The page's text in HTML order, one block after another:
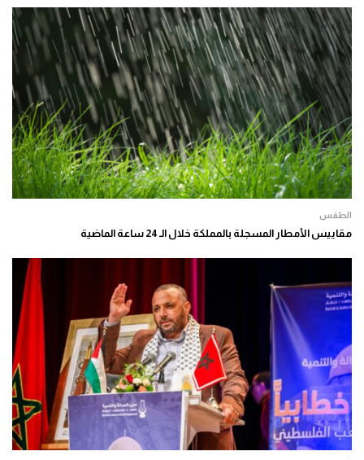
الطقس
مقاييس الأمطار المسجلة بالمملكة خلال الـ 24 ساعة الماضية